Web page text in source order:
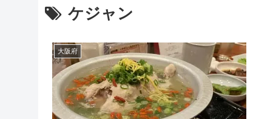
ケジャン
大阪府